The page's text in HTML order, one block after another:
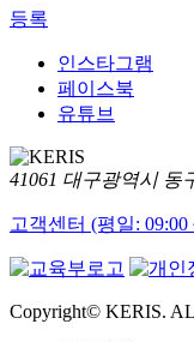
등록
인스타그램
페이스북
유튜브
41061 대구광역시 동
고객센터 (평일: 09:00
Copyright© KERIS.